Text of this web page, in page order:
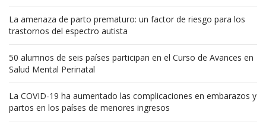
La amenaza de parto prematuro: un factor de riesgo para los
trastornos del espectro autista
50 alumnos de seis países participan en el Curso de Avances en
Salud Mental Perinatal
La COVID-19 ha aumentado las complicaciones en embarazos y
partos en los países de menores ingresos